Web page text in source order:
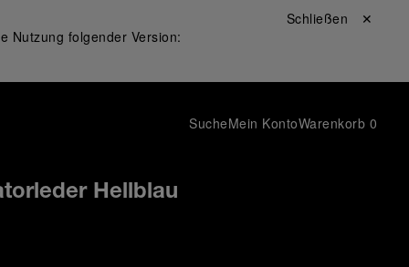
Nutzung folgender Version:
Schließen ✕
SucheMein KontoWarenkorb 0
Hellblau